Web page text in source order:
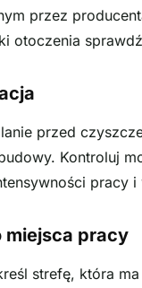
przez
otoczenia
przed
Kontroluj
pracy
miejsca pracy
strefę, która